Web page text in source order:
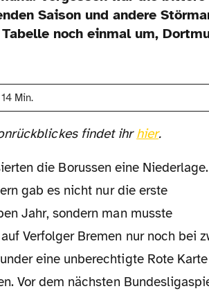
Saison und andere
noch einmal um,
Min.
findet ihrhier.
gab es nicht nur die erste
Jahr, sondern man musste
Verfolger Bremen nur noch bei
eine unberechtigte Rote
Vor dem nächsten